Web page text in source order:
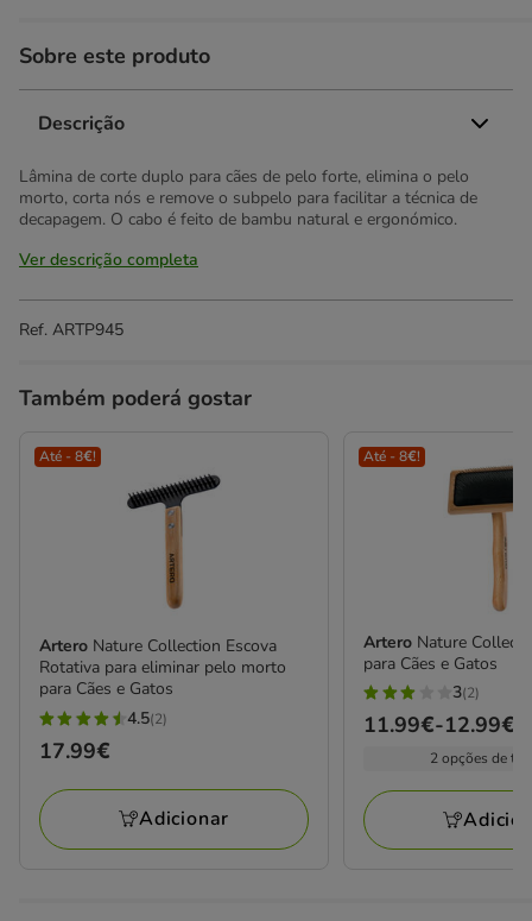
Sobre este produto
Descrição
Lâmina de corte duplo para cães de pelo forte, elimina o pelo
morto, corta nós e remove o subpelo para facilitar a técnica de
decapagem. O cabo é feito de bambu natural e ergonómico.
Ver descrição completa
Ref. ARTP945
Também poderá gostar
Até - 8€!
Artero Nature Collection Escova
Rotativa para eliminar pelo morto
para Cães e Gatos
4.5
estrelas
com
2
avaliações
4.5(2)
Preço
17.99€
Adicionar
Até - 8€!
Artero Nature
para Cães e Gatos
3
estrelas
2
avaliações
3(2)
Preço
a
12.99€
11.99€-12.99€
2 opções de